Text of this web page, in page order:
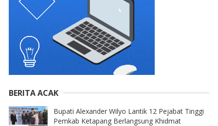
BERITA ACAK
Bupati Alexander Wilyo Lantik 12 Pejabat Tinggi
Pemkab Ketapang Berlangsung Khidmat